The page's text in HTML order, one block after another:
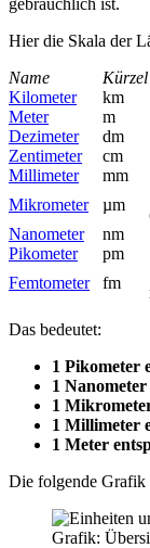
gebräuchlich ist.
Hier die Skala der
Name
Kürzel
Kilometer
km
Meter
m
Dezimeter
dm
Zentimeter
cm
Millimeter
mm
Mikrometer
µm
Nanometer
nm
Pikometer
pm
Femtometer
fm
Das bedeutet:
1 Pikometer
1
1
1 Millimeter
1 Meter
Die folgende Grafik
Grafik: